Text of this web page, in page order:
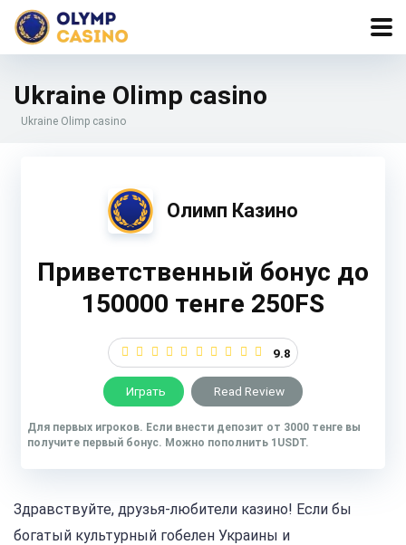
Ukraine Olimp casino
Ukraine Olimp casino
Олимп Казино
Приветственный бонус до
150000 тенге 250FS
9.8
Играть Read Review
Для первых игроков. Если внести депозит от 3000 тенге вы
получите первый бонус. Можно пополнить 1USDT.
Здравствуйте, друзья-любители казино! Если бы
богатый культурный гобелен Украины и